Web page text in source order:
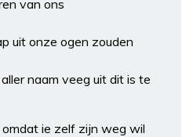
van ons
uit onze ogen zouden
naam veeg uit dit is te
ie zelf zijn weg wil